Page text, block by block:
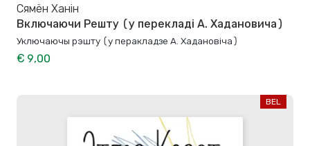
Сямён Ханін
Включаючи Решту (у перекладі А. Хадановича)
Уключаючы рэшту (у перакладзе А. Хадановіча)
€ 9,00
BEL